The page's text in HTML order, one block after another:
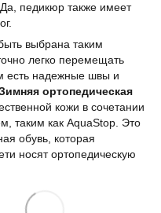
педикюр также имеет
выбрана таким
легко перемещать
есть надежные швы и
ортопедическая
кожи в сочетании
таким как AquaStop. Это
обувь, которая
носят ортопедическую